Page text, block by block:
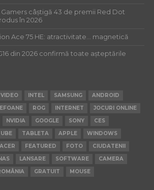
Gamers câștigă 43 de premii Red Dot
în 2026
Ace 75 HE: atractivitate… magnetică
din 2026 confirmă toate așteptările
VIDEO INTEL SAMSUNG
ANDROID
ROG INTERNET
JOCURI ONLINE
NVIDIA GOOGLE SONY
CES
TABLETA APPLE
WINDOWS
ACER FEATURED FOTO
CIUDATENII
LANSARE SOFTWARE
CAMERA
GRATUIT MOUSE